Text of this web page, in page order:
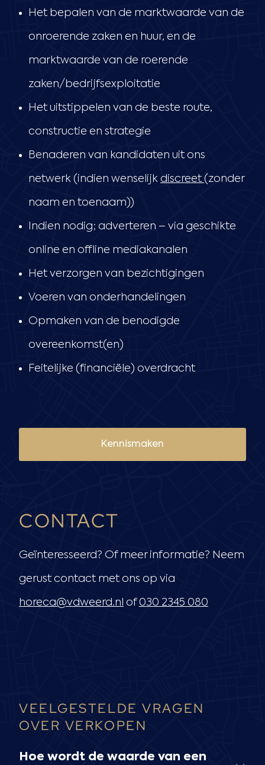
Het bepalen van de marktwaarde van de
onroerende zaken en huur, en de
marktwaarde van de roerende
zaken/bedrijfsexploitatie
Het uitstippelen van de beste route,
constructie en strategie
Benaderen van kandidaten uit ons
netwerk (indien wenselijk discreet (zonder
naam en toenaam))
Indien nodig; adverteren – via geschikte
online en offline mediakanalen
Het verzorgen van bezichtigingen
Voeren van onderhandelingen
Opmaken van de benodigde
overeenkomst(en)
Feitelijke (financiële) overdracht
Kennismaken
CONTACT
Geïnteresseerd? Of meer informatie? Neem
gerust contact met ons op via
horeca@vdweerd.nl of030 2345 080
VEELGESTELDE VRAGEN
OVER VERKOPEN
Hoe wordt de waarde van een